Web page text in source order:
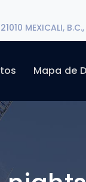
MEXICALI,
Mapa de